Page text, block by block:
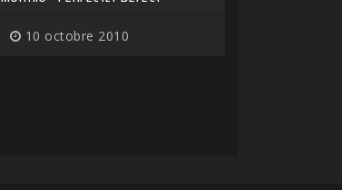
10 octobre 2010